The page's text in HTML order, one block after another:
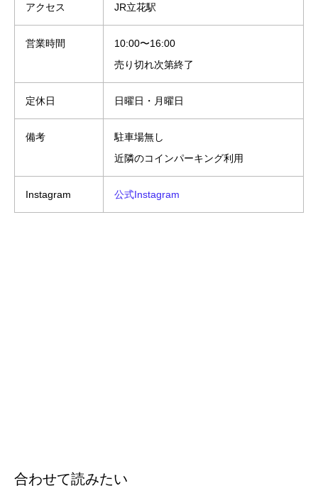
アクセス JR立花駅
営業時間
10:00〜16:00
売り切れ次第終了
定休日 日曜日・月曜日
備考
駐車場無し
近隣のコインパーキング利用
Instagram 公式Instagram
合わせて読みたい